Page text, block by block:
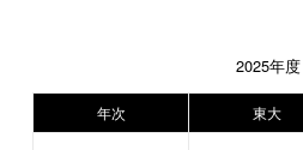
2025年度
年次 東大